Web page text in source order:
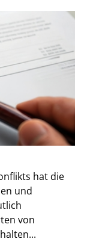
hat die
und
von